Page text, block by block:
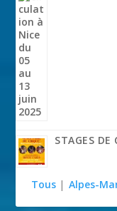
STAGES DE
Tous | Alpes-